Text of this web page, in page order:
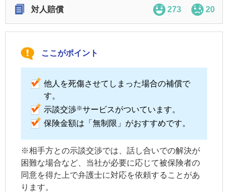
対人賠償 273 20
ここがポイント
他人を死傷させてしまった場合の補償で
す。
示談交渉※サービスがついています。
保険金額は「無制限」がおすすめです。
※相手方との示談交渉では、話し合いでの解決が
困難な場合など、当社が必要に応じて被保険者の
同意を得た上で弁護士に対応を依頼することがあ
ります。